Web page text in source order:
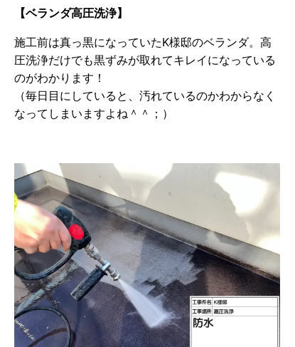
【ベランダ高圧洗浄】
施工前は真っ黒になっていたK様邸のベランダ。高
圧洗浄だけでも黒ずみが取れてキレイになっている
のがわかります！
（毎日目にしていると、汚れているのかわからなく
なってしまいますよね＾＾；）